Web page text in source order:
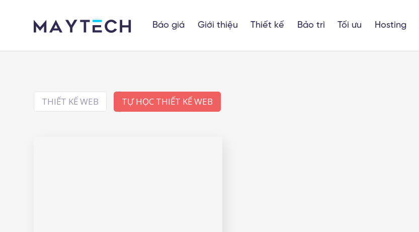
Báo giá Giới thiệu Thiết kế Bảo trì Tối ưu Hosting
THIẾT KẾ WEB TỰ HỌC THIẾT KẾ WEB